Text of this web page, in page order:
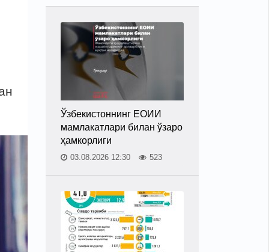
Ўзбекистоннинг ЕОИИ
мамлакатлари билан ўзаро
ҳамкорлиги
03.08.2026 12:30 523